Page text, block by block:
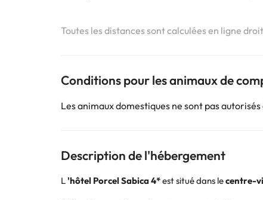
Toutes les distances sont calculées en ligne
Conditions pour les animaux de
Les animaux domestiques ne sont pas
Description de l'hébergement
L'hôtel Porcel Sabica 4*est situé dans lecentre-